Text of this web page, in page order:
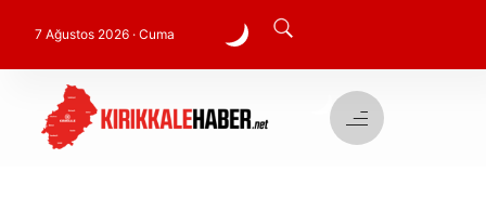
7 Ağustos 2026 · Cuma